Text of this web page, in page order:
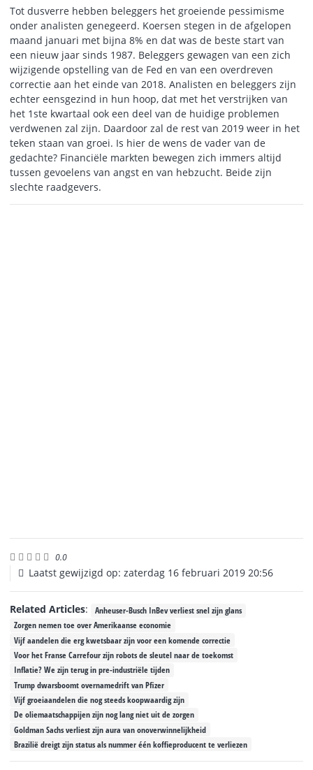
Tot dusverre hebben beleggers het groeiende pessimisme
onder analisten genegeerd. Koersen stegen in de afgelopen
maand januari met bijna 8% en dat was de beste start van
een nieuw jaar sinds 1987. Beleggers gewagen van een zich
wijzigende opstelling van de Fed en van een overdreven
correctie aan het einde van 2018. Analisten en beleggers zijn
echter eensgezind in hun hoop, dat met het verstrijken van
het 1ste kwartaal ook een deel van de huidige problemen
verdwenen zal zijn. Daardoor zal de rest van 2019 weer in het
teken staan van groei. Is hier de wens de vader van de
gedachte? Financiële markten bewegen zich immers altijd
tussen gevoelens van angst en van hebzucht. Beide zijn
slechte raadgevers.
0.0
Laatst gewijzigd op: zaterdag 16 februari 2019 20:56
Related Articles:
Anheuser-Busch InBev verliest snel zijn glans
Zorgen nemen toe over Amerikaanse economie
Vijf aandelen die erg kwetsbaar zijn voor een komende correctie
Voor het Franse Carrefour zijn robots de sleutel naar de toekomst
Inflatie? We zijn terug in pre-industriële tijden
Trump dwarsboomt overnamedrift van Pfizer
Vijf groeiaandelen die nog steeds koopwaardig zijn
De oliemaatschappijen zijn nog lang niet uit de zorgen
Goldman Sachs verliest zijn aura van onoverwinnelijkheid
Brazilië dreigt zijn status als nummer één koffieproducent te verliezen